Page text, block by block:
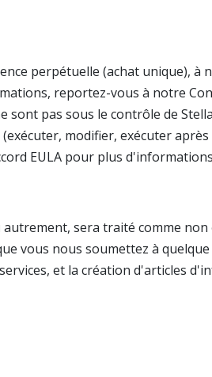
perpétuelle (achat unique), à
reportez-vous à notre
sont pas sous le contrôle de
modifier, exécuter
EULA pour plus
sera traité comme
vous nous soumettez à quelque
et la création d'articles